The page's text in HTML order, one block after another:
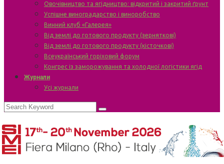
Овочівництво та ягідництво: відкритий і закритий ґрунт
Успішне виноградарство і виноробство
Винний клуб «Галерея»
Від землі до готового продукту (зерняткові)
Від землі до готового продукту (кісточкові)
Всеукраїнський горіховий форум
Конгрес із заморожування та холодної логістики ягід
Журнали
Усі журнали